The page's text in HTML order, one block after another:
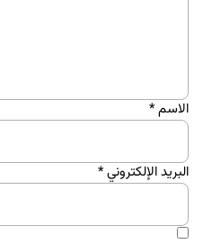
الاسم*
البريد الإلكتروني*